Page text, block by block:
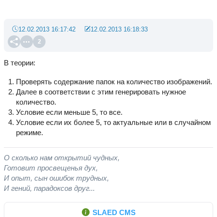
2
12.02.2013 16:17:42 12.02.2013 16:18:33
В теории:
Проверять содержание папок на количество изображений.
Далее в соответствии с этим генерировать нужное
количество.
Условие если меньше 5, то все.
Условие если их более 5, то актуальные или в случайном
режиме.
О сколько нам открытий чудных,
Готовит просвещенья дух,
И опыт, сын ошибок трудных,
И гений, парадоксов друг...
SLAED CMS